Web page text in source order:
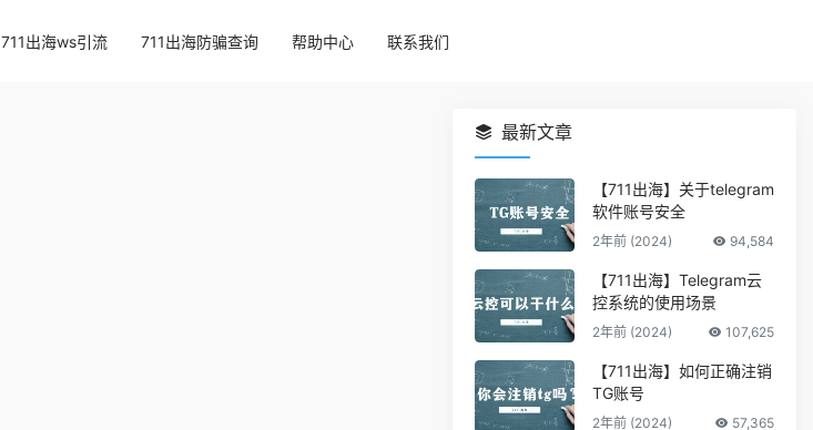
711出海ws引流 711出海防骗查询 帮助中心 联系我们
最新文章
【711出海】关于telegram
软件账号安全
2年前 (2024) 94,584
【711出海】Telegram云
控系统的使用场景
2年前 (2024) 107,625
【711出海】如何正确注销
TG账号
2年前 (2024) 57,365